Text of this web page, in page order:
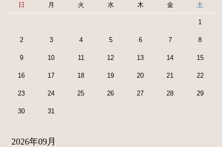
日 月 火 水 木 金 土
1
2 3 4 5 6 7 8
9 10 11 12 13 14 15
16 17 18 19 20 21 22
23 24 25 26 27 28 29
30 31
2026年09月